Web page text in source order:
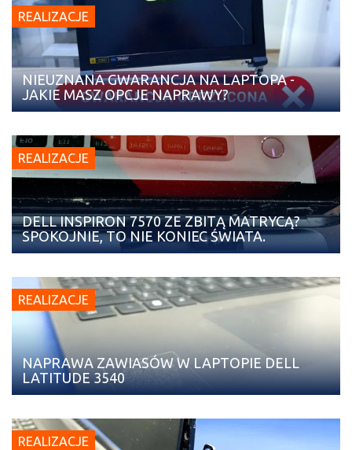
REALIZACJE
NIEUZNANA GWARANCJA NA LAPTOPA -
JAKIE MASZ OPCJE NAPRAWY?
REALIZACJE
DELL INSPIRON 7570 ZE ZBITĄ MATRYCĄ?
SPOKOJNIE, TO NIE KONIEC ŚWIATA.
REALIZACJE
NAPRAWA ZAWIASÓW W LAPTOPIE DELL
LATITUDE 3540
REALIZACJE